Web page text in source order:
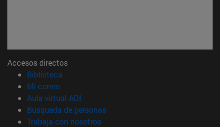
Accesos directos
Biblioteca
Mi correo(abre en nueva ventana)
Aula virtual ADI
Búsqueda de personas(abre en nueva ventana)
Trabaja con nosotros(abre en nueva ventana)